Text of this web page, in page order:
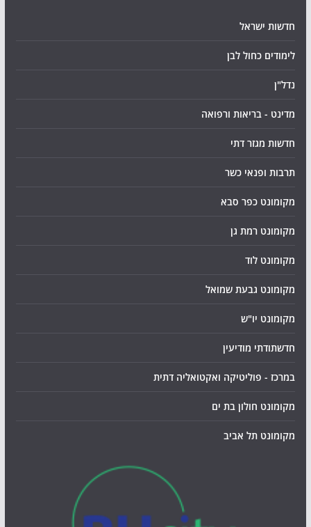
חדשות ישראל
לימודים כחול לבן
נדל"ן
מדינט - בריאות ורפואה
חדשות מגזר דתי
תרבות ופנאי כשר
מקומונט כפר סבא
מקומונט רמת גן
מקומונט לוד
מקומונט גבעת שמואל
מקומונט יו"ש
חדשתודתי מודיעין
במרכז - פוליטיקה ואקטואליה דתית
מקומונט חולון בת ים
מקומונט תל אביב